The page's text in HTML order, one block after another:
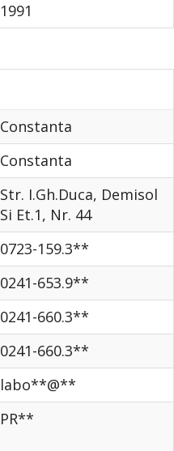
1991
Constanta
Constanta
Str. I.Gh.Duca, Demisol
Si Et.1, Nr. 44
0723-159.3**
0241-653.9**
0241-660.3**
0241-660.3**
labo**@**
PR**